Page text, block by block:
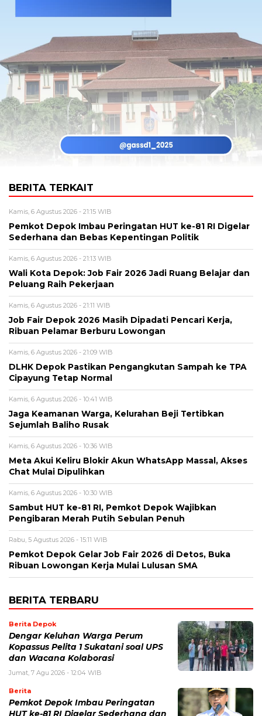
BERITA TERKAIT
Kamis, 6 Agustus 2026 - 21:15 WIB
Pemkot Depok Imbau Peringatan HUT ke-81 RI Digelar
Sederhana dan Bebas Kepentingan Politik
Kamis, 6 Agustus 2026 - 21:13 WIB
Wali Kota Depok: Job Fair 2026 Jadi Ruang Belajar dan
Peluang Raih Pekerjaan
Kamis, 6 Agustus 2026 - 21:11 WIB
Job Fair Depok 2026 Masih Dipadati Pencari Kerja,
Ribuan Pelamar Berburu Lowongan
Kamis, 6 Agustus 2026 - 21:09 WIB
DLHK Depok Pastikan Pengangkutan Sampah ke TPA
Cipayung Tetap Normal
Kamis, 6 Agustus 2026 - 10:41 WIB
Jaga Keamanan Warga, Kelurahan Beji Tertibkan
Sejumlah Baliho Rusak
Kamis, 6 Agustus 2026 - 10:36 WIB
Meta Akui Keliru Blokir Akun WhatsApp Massal, Akses
Chat Mulai Dipulihkan
Kamis, 6 Agustus 2026 - 10:30 WIB
Sambut HUT ke-81 RI, Pemkot Depok Wajibkan
Pengibaran Merah Putih Sebulan Penuh
Rabu, 5 Agustus 2026 - 15:11 WIB
Pemkot Depok Gelar Job Fair 2026 di Detos, Buka
Ribuan Lowongan Kerja Mulai Lulusan SMA
BERITA TERBARU
Berita Depok
Dengar Keluhan Warga Perum
Kopassus Pelita 1 Sukatani soal UPS
dan Wacana Kolaborasi
Jumat, 7 Agu 2026 - 12:04 WIB
Berita
Pemkot Depok Imbau Peringatan
HUT ke-81 RI Digelar Sederhana dan